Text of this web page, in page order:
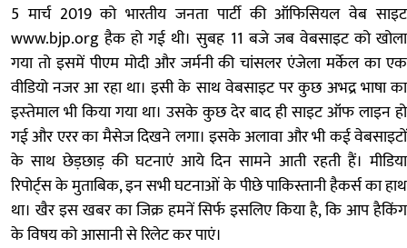
5 मार्च 2019 को भारतीय जनता पार्टी की ऑफिसियल वेब साइट
www.bjp.org हैक हो गई थी। सुबह 11 बजे जब वेबसाइट को खोला
गया तो इसमें पीएम मोदी और जर्मनी की चांसलर एंजेला मर्केल का एक
वीडियो नजर आ रहा था। इसी के साथ वेबसाइट पर कुछ अभद्र भाषा का
इस्‍तेमाल भी किया गया था। उसके कुछ देर बाद ही साइट ऑफ लाइन हो
गई और एरर का मैसेज दिखने लगा। इसके अलावा और भी कई वेबसाइटों
के साथ छेड़छाड़ की घटनाएं आये दिन सामने आती रहती हैं। मीडिया
रिपोर्ट्स के मुताबिक, इन सभी घटनाओं के पीछे पाकिस्तानी हैकर्स का हाथ
था। खैर इस खबर का जिक्र हमनें सिर्फ इसलिए किया है, कि आप हैकिंग
के विषय को आसानी से रिलेट कर पाएं।